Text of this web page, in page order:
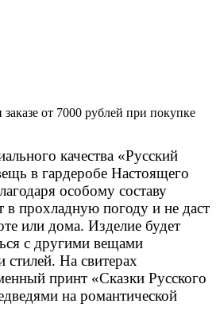
заказе от 7000 рублей при покупке
качества «Русский
в гардеробе Настоящего
особому составу
в прохладную погоду и не даст
или дома. Изделие будет
с другими вещами
На свитерах
принт «Сказки Русского
на романтической